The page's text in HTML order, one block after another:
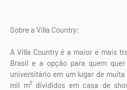
Sobre a Villa Country:
A Villa Country é a maior e mais
Brasil e a opção para quem
universitário em um lugar de muita
mil m² divididos em casa de